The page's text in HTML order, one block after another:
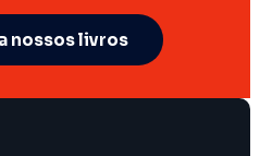
nossos livros